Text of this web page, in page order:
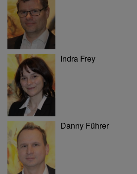
Indra Frey
Danny Führer